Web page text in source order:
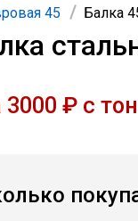
45 Балка
3000 ₽ с